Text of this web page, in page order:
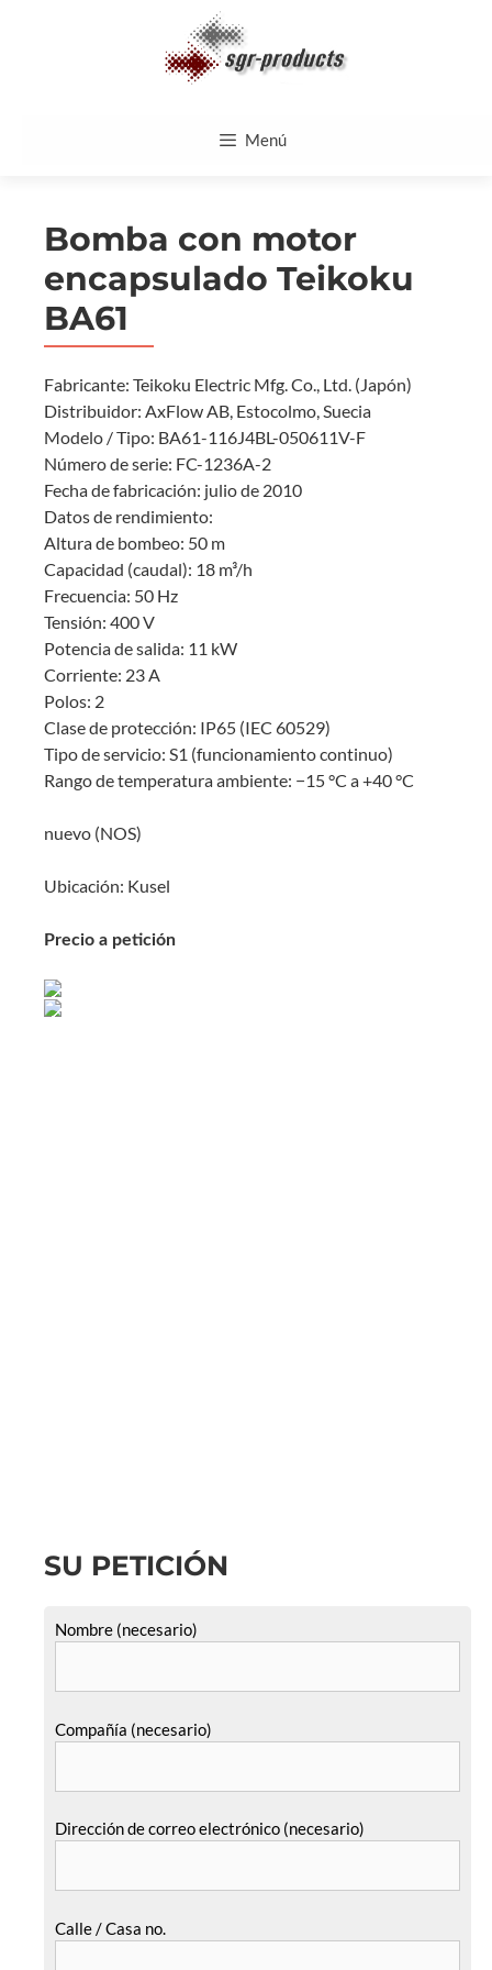
Menú
Bomba con motor
encapsulado Teikoku
BA61
Fabricante: Teikoku Electric Mfg. Co., Ltd. (Japón)
Distribuidor: AxFlow AB, Estocolmo, Suecia
Modelo / Tipo: BA61-116J4BL-050611V-F
Número de serie: FC-1236A-2
Fecha de fabricación: julio de 2010
Datos de rendimiento:
Altura de bombeo: 50 m
Capacidad (caudal): 18 m³/h
Frecuencia: 50 Hz
Tensión: 400 V
Potencia de salida: 11 kW
Corriente: 23 A
Polos: 2
Clase de protección: IP65 (IEC 60529)
Tipo de servicio: S1 (funcionamiento continuo)
Rango de temperatura ambiente: −15 °C a +40 °C
nuevo (NOS)
Ubicación: Kusel
Precio a petición
SU PETICIÓN
Nombre (necesario)
Compañía (necesario)
Dirección de correo electrónico (necesario)
Calle / Casa no.